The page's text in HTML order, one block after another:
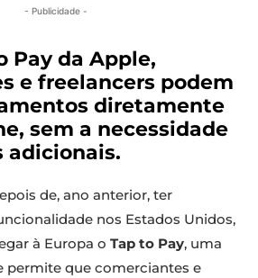
- Publicidade -
Pay da Apple,
e freelancers podem
diretamente
sem a necessidade
adicionais.
de, ano anterior, ter
nos Estados Unidos,
à Europa o Tap to Pay, uma
permite que comerciantes e